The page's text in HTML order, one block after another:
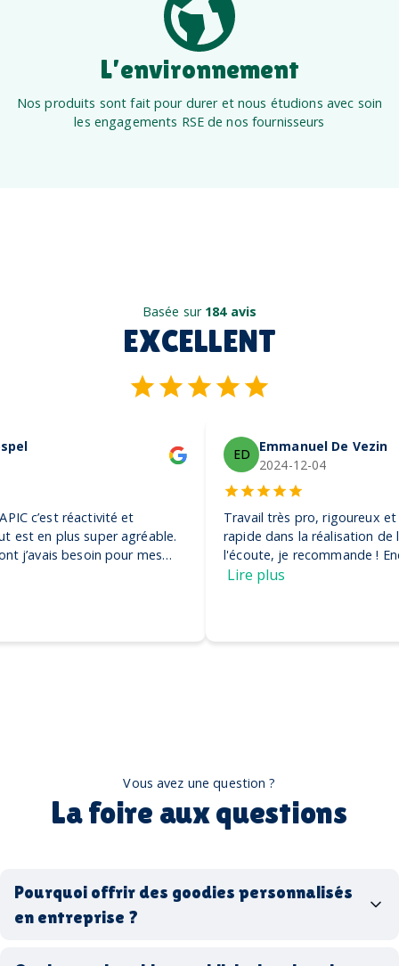
L’environnement
Nos produits sont fait pour durer et nous étudions avec soin
les engagements RSE de nos fournisseurs
Basée sur 184 avis
EXCELLENT
Emmanuel De Vezin
Travail très pro, rigoureux et efficace. Ils ont été très
rapide dans la réalisation de la commande et très à
l'écoute, je recommande ! Encore merci, on adore nos
Vous avez une question ?
La foire aux questions
Pourquoi offrir des goodies personnalisés
en entreprise ?